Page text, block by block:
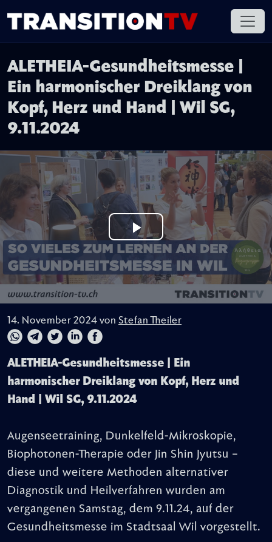
ALETHEIA-Gesundheitsmesse |
Ein harmonischer Dreiklang von
Kopf, Herz und Hand | Wil SG,
9.11.2024
14. November 2024 von Stefan Theiler
ALETHEIA-Gesundheitsmesse | Ein
harmonischer Dreiklang von Kopf, Herz und
Hand | Wil SG, 9.11.2024
Augenseetraining, Dunkelfeld-Mikroskopie,
Biophotonen-Therapie oder Jin Shin Jyutsu –
diese und weitere Methoden alternativer
Diagnostik und Heilverfahren wurden am
vergangenen Samstag, dem 9.11.24, auf der
Gesundheitsmesse im Stadtsaal Wil vorgestellt.